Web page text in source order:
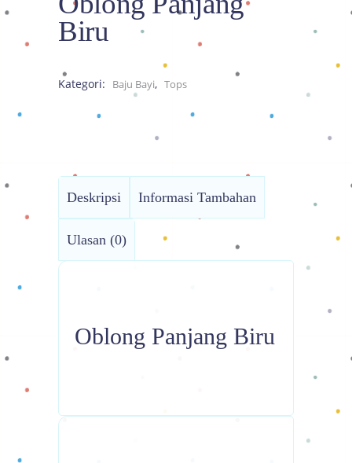
Biru
Kategori: Baju Bayi, Tops
Deskripsi Informasi Tambahan
Ulasan (0)
Oblong Panjang Biru